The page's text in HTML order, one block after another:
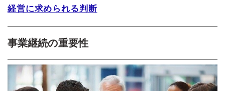
経営に求められる判断
事業継続の重要性